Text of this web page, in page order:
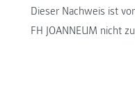
Dieser Nachweis ist
FH JOANNEUM nicht